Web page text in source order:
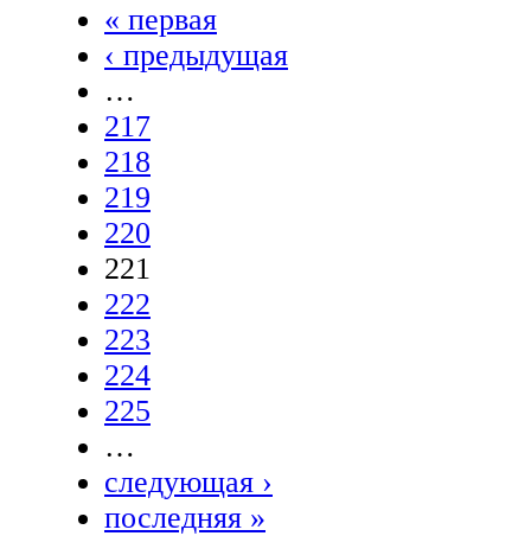
« первая
‹ предыдущая
…
217
218
219
220
221
222
223
224
225
…
следующая ›
последняя »